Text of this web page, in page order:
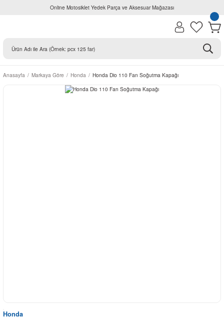
Online Motosiklet Yedek Parça ve Aksesuar Mağazası
Anasayfa Markaya Göre Honda Honda Dio 110 Fan Soğutma Kapağı
Honda